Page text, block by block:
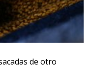
de otro